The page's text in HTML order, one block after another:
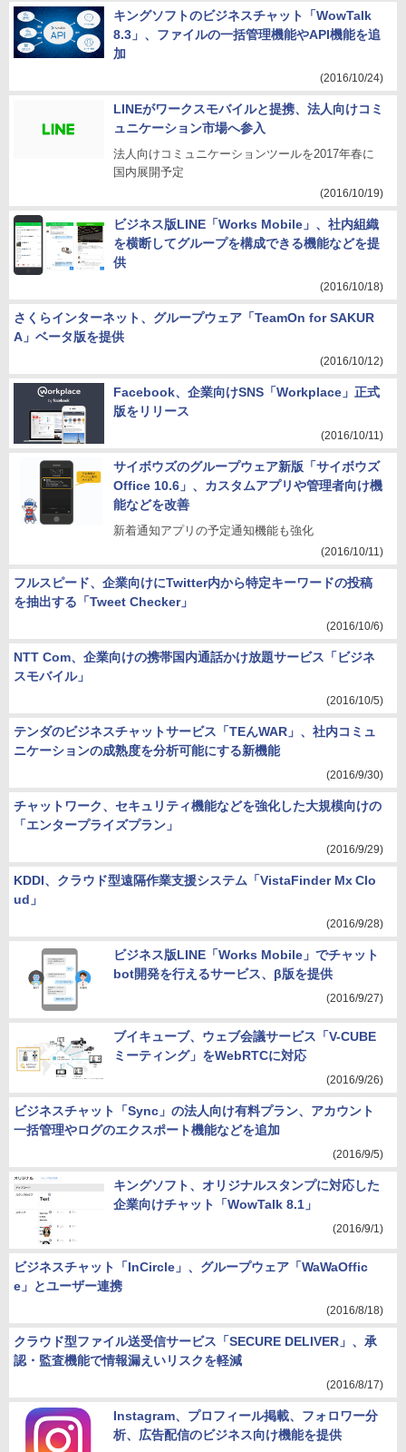
キングソフトのビジネスチャット「WowTalk
8.3」、ファイルの一括管理機能やAPI機能を追
加
(2016/10/24)
LINEがワークスモバイルと提携、法人向けコミ
ュニケーション市場へ参入
法人向けコミュニケーションツールを2017年春に
国内展開予定
(2016/10/19)
ビジネス版LINE「Works Mobile」、社内組織
を横断してグループを構成できる機能などを提
供
(2016/10/18)
さくらインターネット、グループウェア「TeamOn for SAKUR
A」ベータ版を提供
(2016/10/12)
Facebook、企業向けSNS「Workplace」正式
版をリリース
(2016/10/11)
サイボウズのグループウェア新版「サイボウズ
Office 10.6」、カスタムアプリや管理者向け機
能などを改善
新着通知アプリの予定通知機能も強化
(2016/10/11)
フルスピード、企業向けにTwitter内から特定キーワードの投稿
を抽出する「Tweet Checker」
(2016/10/6)
NTT Com、企業向けの携帯国内通話かけ放題サービス「ビジネ
スモバイル」
(2016/10/5)
テンダのビジネスチャットサービス「TEんWAR」、社内コミュ
ニケーションの成熟度を分析可能にする新機能
(2016/9/30)
チャットワーク、セキュリティ機能などを強化した大規模向けの
「エンタープライズプラン」
(2016/9/29)
KDDI、クラウド型遠隔作業支援システム「VistaFinder Mx Clo
ud」
(2016/9/28)
ビジネス版LINE「Works Mobile」でチャット
bot開発を行えるサービス、β版を提供
(2016/9/27)
ブイキューブ、ウェブ会議サービス「V-CUBE
ミーティング」をWebRTCに対応
(2016/9/26)
ビジネスチャット「Sync」の法人向け有料プラン、アカウント
一括管理やログのエクスポート機能などを追加
(2016/9/5)
キングソフト、オリジナルスタンプに対応した
企業向けチャット「WowTalk 8.1」
(2016/9/1)
ビジネスチャット「InCircle」、グループウェア「WaWaOffic
e」とユーザー連携
(2016/8/18)
クラウド型ファイル送受信サービス「SECURE DELIVER」、承
認・監査機能で情報漏えいリスクを軽減
(2016/8/17)
Instagram、プロフィール掲載、フォロワー分
析、広告配信のビジネス向け機能を提供